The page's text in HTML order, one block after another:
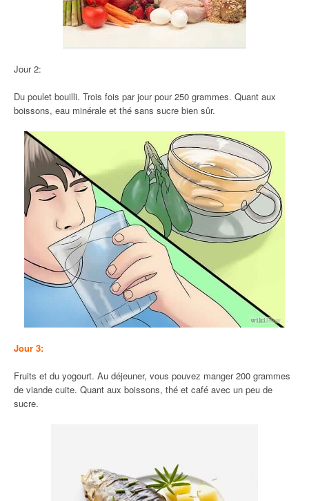
Jour 2:
Du poulet bouilli. Trois fois par jour pour 250 grammes. Quant aux
boissons, eau minérale et thé sans sucre bien sûr.
Jour 3:
Fruits et du yogourt. Au déjeuner, vous pouvez manger 200 grammes
de viande cuite. Quant aux boissons, thé et café avec un peu de
sucre.